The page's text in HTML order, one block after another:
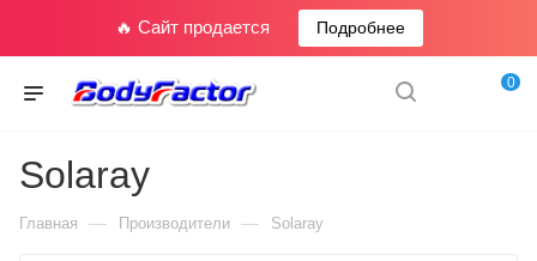
🔥 Сайт продается Подробнее
0
Solaray
Главная — Производители — Solaray